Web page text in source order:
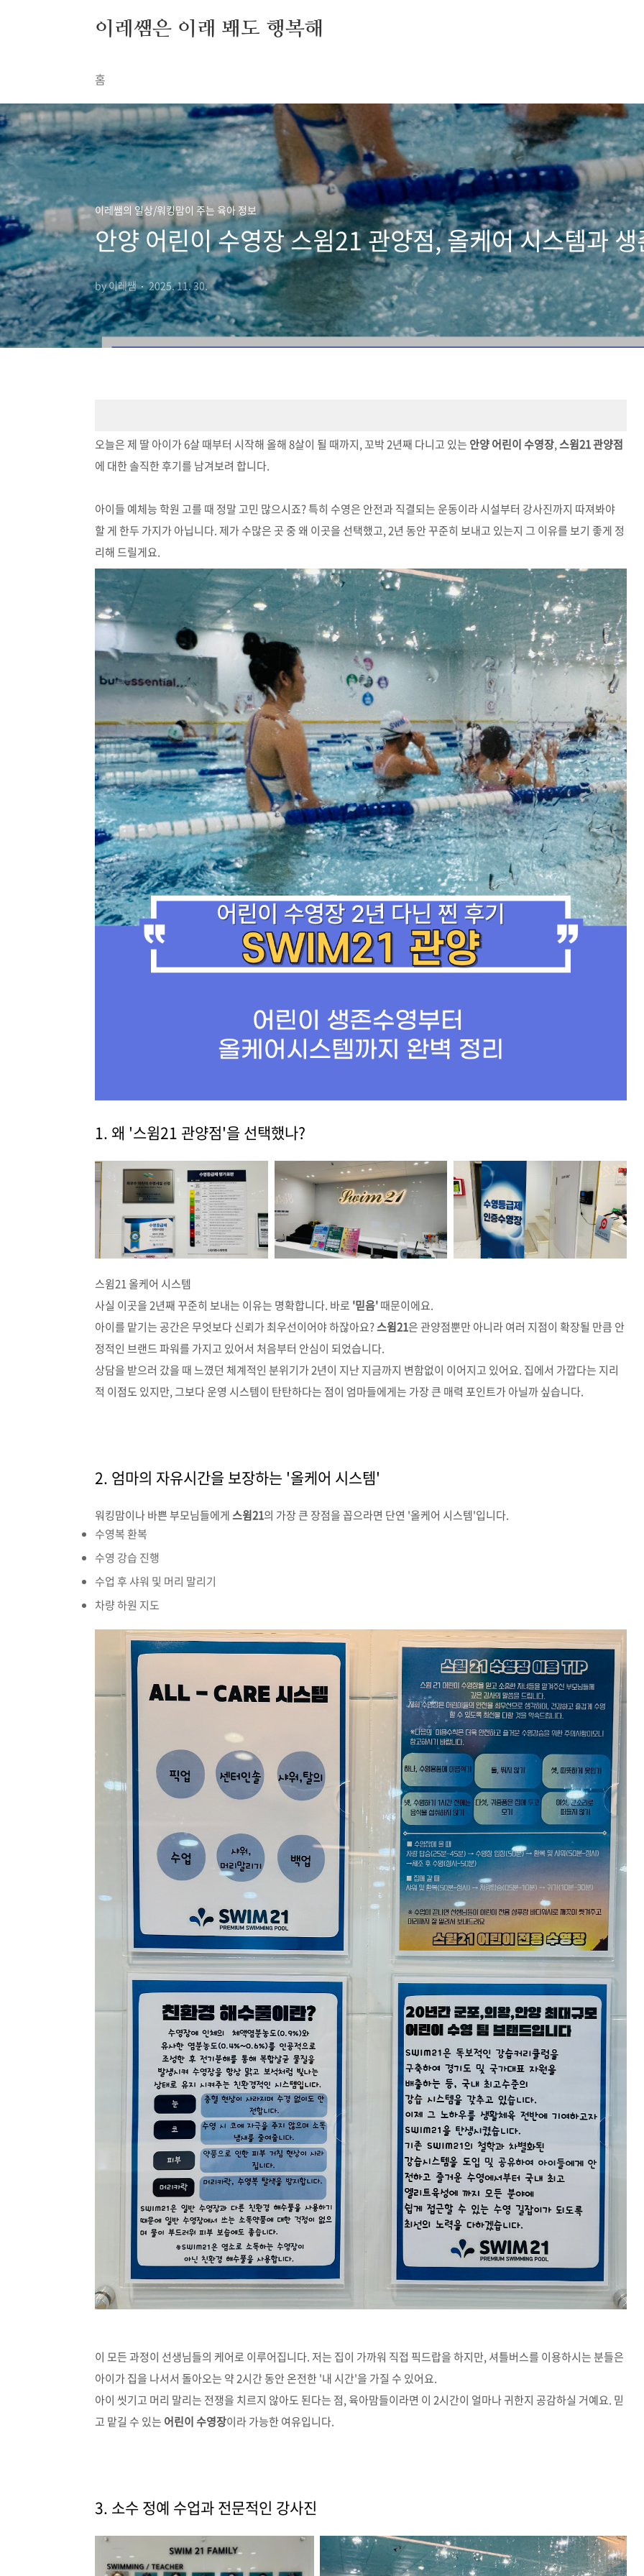
이레쌤은 이래 봬도 행복해
홈
이레쌤의 일상/워킹맘이 주는 육아 정보
안양 어린이 수영장 스윔21 관양점, 올케어 시스템과
by 이레쌤 2025. 11. 30.
오늘은 제 딸 아이가 6살 때부터 시작해 올해 8살이 될 때까지, 꼬박 2년째 다니고 있는 안양 어린이 수영장,스윔21 관양점
에 대한 솔직한 후기를 남겨보려 합니다.
아이들 예체능 학원 고를 때 정말 고민 많으시죠? 특히 수영은 안전과 직결되는 운동이라 시설부터 강사진까지 따져봐야
할 게 한두 가지가 아닙니다. 제가 수많은 곳 중 왜 이곳을 선택했고, 2년 동안 꾸준히 보내고 있는지 그 이유를 보기 좋게 정
리해 드릴게요.
1. 왜 '스윔21 관양점'을 선택했나?
스윔21 올케어 시스템
사실 이곳을 2년째 꾸준히 보내는 이유는 명확합니다. 바로 '믿음'때문이에요.
아이를 맡기는 공간은 무엇보다 신뢰가 최우선이어야 하잖아요?스윔21은 관양점뿐만 아니라 여러 지점이 확장될 만큼 안
정적인 브랜드 파워를 가지고 있어서 처음부터 안심이 되었습니다.
상담을 받으러 갔을 때 느꼈던 체계적인 분위기가 2년이 지난 지금까지 변함없이 이어지고 있어요. 집에서 가깝다는 지리
적 이점도 있지만, 그보다 운영 시스템이 탄탄하다는 점이 엄마들에게는 가장 큰 매력 포인트가 아닐까 싶습니다.
2. 엄마의 자유시간을 보장하는 '올케어 시스템'
워킹맘이나 바쁜 부모님들에게스윔21의 가장 큰 장점을 꼽으라면 단연 '올케어 시스템'입니다.
수영복 환복
수영 강습 진행
수업 후 샤워 및 머리 말리기
차량 하원 지도
이 모든 과정이 선생님들의 케어로 이루어집니다. 저는 집이 가까워 직접 픽드랍을 하지만, 셔틀버스를 이용하시는 분들은
아이가 집을 나서서 돌아오는 약 2시간 동안 온전한 '내 시간'을 가질 수 있어요.
아이 씻기고 머리 말리는 전쟁을 치르지 않아도 된다는 점, 육아맘들이라면 이 2시간이 얼마나 귀한지 공감하실 거예요. 믿
고 맡길 수 있는 어린이 수영장이라 가능한 여유입니다.
3. 소수 정예 수업과 전문적인 강사진